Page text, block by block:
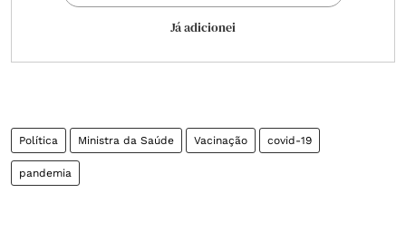
Já adicionei
Política Ministra da Saúde Vacinação covid-19
pandemia